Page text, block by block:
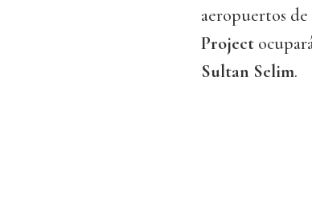
aeropuertos
Project
Sultan Selim.